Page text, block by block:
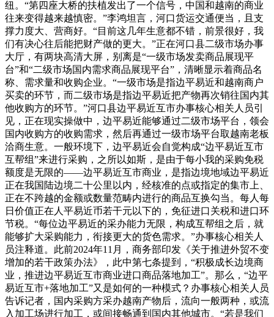
纽。“第四座大桥的扶植发出了一个信号，中国和越南的商业
往来变得越来越慎密。”李鸿坦言，河口货运交通便当，且支
撑力度大、营商好。“目前这几年生意都不错，前景很好，我
们有决心往后能把财产做的更大。”正在河口县二级市场办事
大厅，有两块高清大屏，别离是“一级市场发卖商品展现平
台”和“二级市场国内需求商品展现平台”，清晰显示着商品名
称、需求量和收购企业。“一级市场是指边平易近和越南商户
买卖的环节，而二级市场是指边平易近把产物再次销往国内其
他收购方的环节。”河口县边平易近互市办事核心相关人员引
见，正在现实操做中，边平易近能够通过二级市场平台，领会
国内收购方的收购需求，然后再通过一级市场平台取越南老板
洽商生意。一般环境下，边平易近会自觉构成“边平易近互市
互帮组”来进行采购，之所以如斯，是由于每小我的采购免税
额度是无限的——边平易近互市商业，是指边境地域边平易近
正在我国陆边境二十公里以内，经核准的点或指定的集市上、
正在不跨越的金额或数量范畴内进行的商品互换勾当。每人每
日价值正在人平易近币若干元以下的，免征进口关税和进口环
节税。“每位边平易近的采办能力无限，构成互帮组之后，就
能够扩大采购能力，衔接更大的货色需求。”办事核心相关人
员注释道。此前2024年11月，商务部印发《关于推进外贸不变
增加的若干政策办法》，此中第七条提到，“积极成长边境商
业，推进边平易近互市商业进口商品落地加工”。那么，“边平
易近互市+落地加工”又是如何的一种模式？办事核心相关人员
告诉记者，国内采购方采办越南产物后，流向一般两种，或流
入加工场进行加工，或间接畅通到国内其他城市。“若是我们